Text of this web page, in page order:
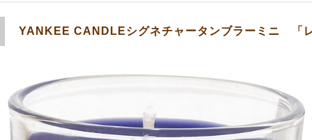
YANKEE CANDLEシグネチャータンブラーミニ 「